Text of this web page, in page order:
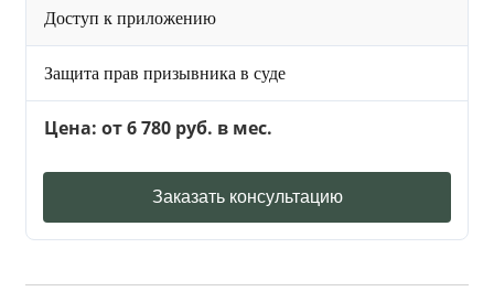
Доступ к приложению
Защита прав призывника в суде
Цена: от 6 780 руб. в мес.
Заказать консультацию